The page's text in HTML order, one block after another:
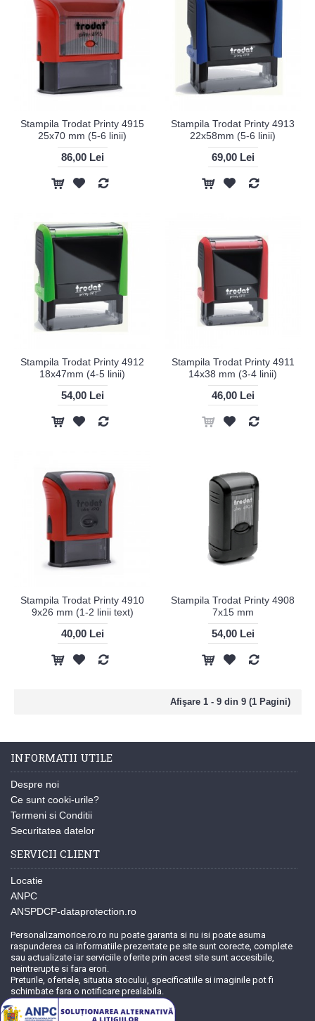
Stampila Trodat Printy 4915
25x70 mm (5-6 linii)
86,00 Lei
Stampila Trodat Printy 4913
22x58mm (5-6 linii)
69,00 Lei
Stampila Trodat Printy 4912
18x47mm (4-5 linii)
54,00 Lei
Stampila Trodat Printy 4911
14x38 mm (3-4 linii)
46,00 Lei
Stampila Trodat Printy 4910
9x26 mm (1-2 linii text)
40,00 Lei
Stampila Trodat Printy 4908
7x15 mm
54,00 Lei
Afişare 1 - 9 din 9 (1 Pagini)
INFORMATII UTILE
Despre noi
Ce sunt cooki-urile?
Termeni si Conditii
Securitatea datelor
SERVICII CLIENT
Locatie
ANPC
ANSPDCP-dataprotection.ro
Personalizamorice.ro.ro nu poate garanta si nu isi poate asuma
raspunderea ca informatiile prezentate pe site sunt corecte, complete
sau actualizate iar serviciile oferite prin acest site sunt accesibile,
neintrerupte si fara erori.
Preturile, ofertele, situatia stocului, specificatiile si imaginile pot fi
schimbate fara o notificare prealabila.